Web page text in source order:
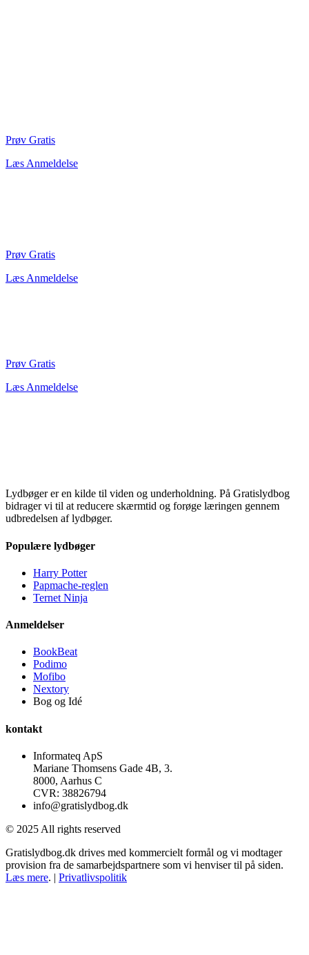
Prøv Gratis
Læs Anmeldelse
Prøv Gratis
Læs Anmeldelse
Prøv Gratis
Læs Anmeldelse
Lydbøger er en kilde til viden og underholdning. På Gratislydbog
bidrager vi til at reducere skærmtid og forøge læringen gennem
udbredelsen af lydbøger.
Populære lydbøger
Harry Potter
Papmache-reglen
Ternet Ninja
Anmeldelser
BookBeat
Podimo
Mofibo
Nextory
Bog og Idé
kontakt
Informateq ApS
Mariane Thomsens Gade 4B, 3.
8000, Aarhus C
CVR: 38826794
info@gratislydbog.dk
© 2025 All rights reserved
Gratislydbog.dk drives med kommercielt formål og vi modtager
provision fra de samarbejdspartnere som vi henviser til på siden.
Læs mere. | Privatlivspolitik